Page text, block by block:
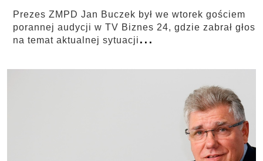
Prezes ZMPD Jan Buczek był we wtorek gościem
porannej audycji w TV Biznes 24, gdzie zabrał głos
na temat aktualnej sytuacji ...